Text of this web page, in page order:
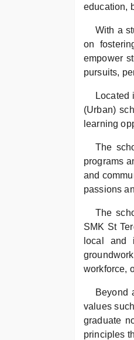
education,
With a
on
empower
pursuits,
Located
(Urban)
learning
The
programs
and
passions
The
SMK St
local and
workforce,
Beyond
values
graduate
principles